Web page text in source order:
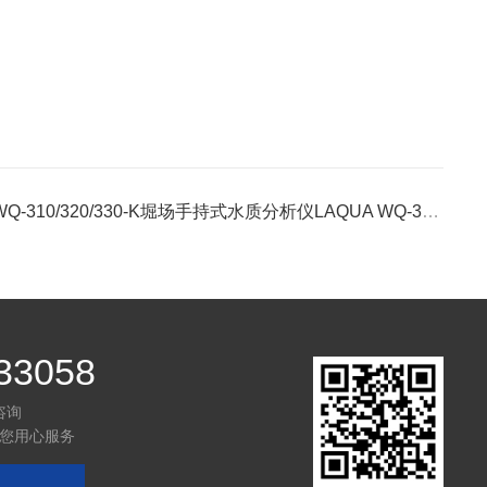
310/320/330-K堀场手持式水质分析仪LAQUA WQ-300系列
询
用心服务